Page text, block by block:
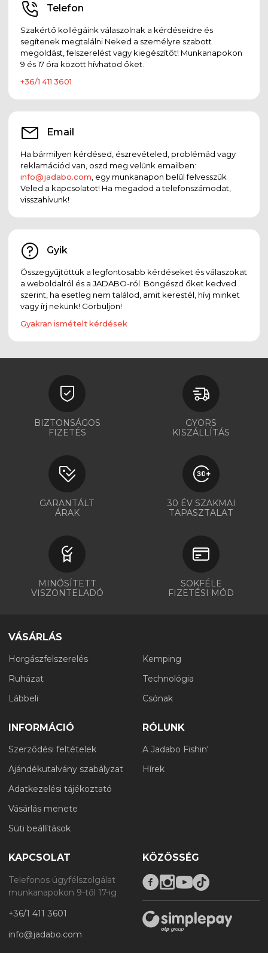
Telefon
Szakértő kollégáink válaszolnak a kérdéseidre és
segítenek megtalálni Neked a személyre szabott
megoldást, felszerelést vagy kiegészítőt! Munkanapokon
9 és 17 óra között hívhatod őket.
+36/1 411 3601
Email
Ha bármilyen kérdésed, észrevételed, problémád vagy
reklamációd van, oszd meg velünk emailben:
info@jadabo.com , egy munkanapon belül felvesszük
Veled a kapcsolatot! Ha megadod a telefonszámodat,
visszahívunk!
Gyik
Összegyűjtöttük a legfontosabb kérdéseket és válaszokat
a weboldalról és a JADABO-ról. Böngészd őket kedved
szerint, ha esetleg nem találod, amit kerestél, hívj minket
vagy írj nekünk! Görbüljön!
Gyakran ismételt kérdések
BIZTONSÁGOS
FIZETÉS
GYORS
KISZÁLLÍTÁS
GARANTÁLT
ÁRAK
30 ÉV SZAKMAI
TAPASZTALAT
MINŐSÍTETT
VISZONTELADÓ
SOKFÉLE
FIZETÉSI MÓD
VÁSÁRLÁS
Horgászfelszerelés
Ruházat
Lábbeli
Kemping
Technológia
Csónak
INFORMÁCIÓ
Szerződési feltételek
Ajándékutalvány szabályzat
Adatkezelési tájékoztató
Vásárlás menete
Süti beállítások
RÓLUNK
A Jadabo Fishin'
Hírek
KAPCSOLAT
Telefonos ügyfélszolgálat
munkanapokon 9-től 17-ig
+36/1 411 3601
info@jadabo.com
KÖZÖSSÉG